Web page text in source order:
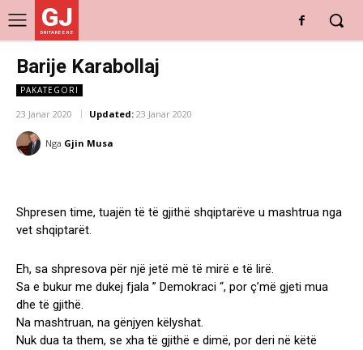
GJ
DRITARE E RE
Barije Karabollaj
PAKATEGORI
23 Janar 2020 Updated: 23 Janar 2020
Nga Gjin Musa
Shpresen time, tuajën të të gjithë shqiptarëve u mashtrua nga
vet shqiptarët.
Eh, sa shpresova për një jetë më të mirë e të lirë.
Sa e bukur me dukej fjala ” Demokraci “, por ç’më gjeti mua
dhe të gjithë.
Na mashtruan, na gënjyen këlyshat.
Nuk dua ta them, se xha të gjithë e dimë, por deri në këtë